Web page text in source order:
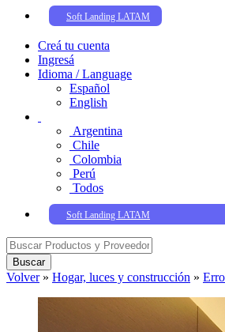
Soft Landing LATAM
Creá tu cuenta
Ingresá
Idioma / Language
Español
English
Argentina
Chile
Colombia
Perú
Todos
Soft Landing LATAM
Buscar
Volver» Hogar, luces y construcción »